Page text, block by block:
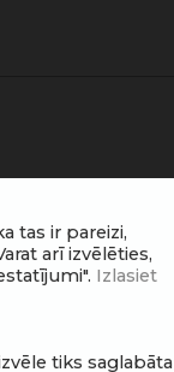
tas ir pareizi,
arī izvēlēties,
Izlasiet
tiks saglabāta